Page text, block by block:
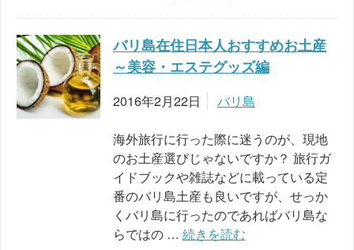
バリ島在住日本人おすすめお土産
～美容・エステグッズ編
2016年2月22日 バリ島
海外旅行に行った際に迷うのが、現地
のお土産選びじゃないですか？ 旅行ガ
イドブックや雑誌などに載っている定
番のバリ島土産も良いですが、せっか
くバリ島に行ったのであればバリ島な
らではの … 続きを読む